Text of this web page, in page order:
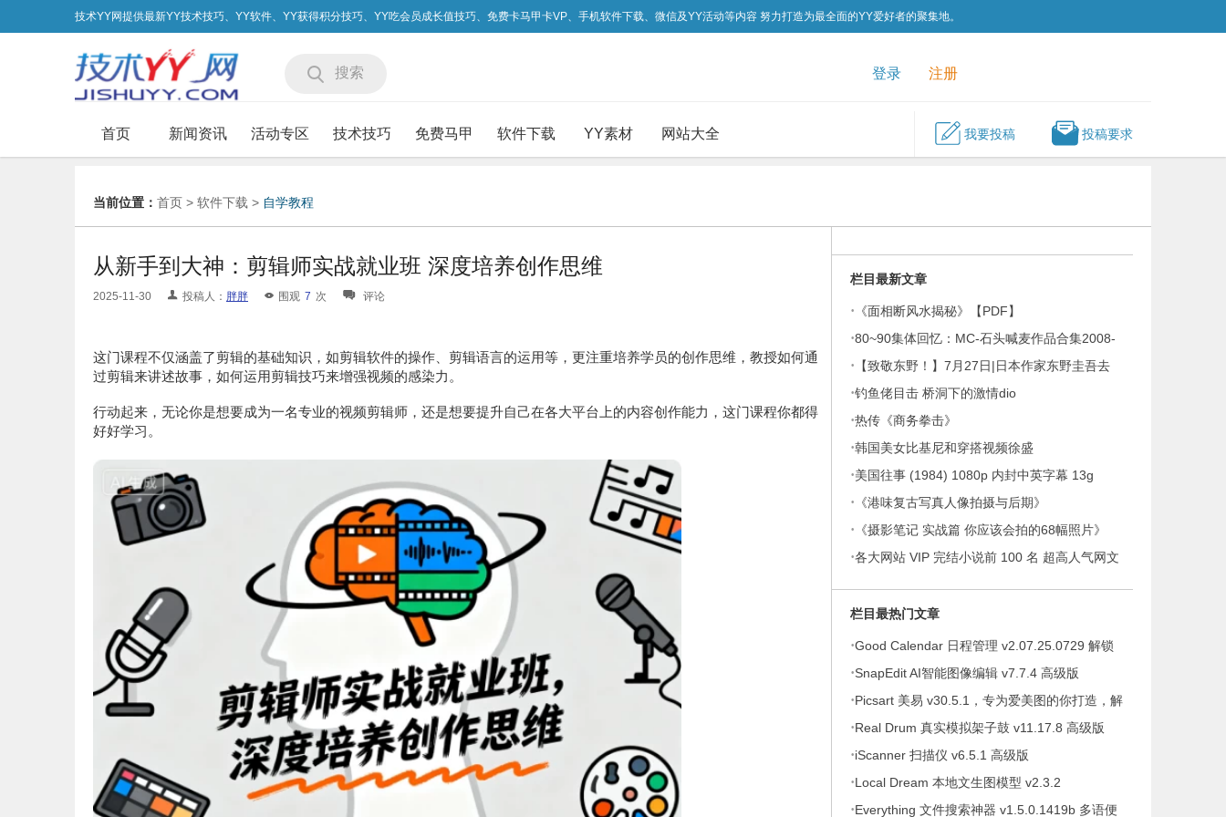
技术YY网提供最新YY技术技巧、YY软件、YY获得积分技巧、YY吃会员成长值技巧、免费卡马甲卡VP、手机软件下载、微信及YY活动等内容 努力打造为最全面的YY爱好者的聚集地。
搜索 登录 注册
首页 新闻资讯 活动专区 技术技巧 免费马甲 软件下载 YY素材 网站大全 我要投稿 投稿要求
当前位置： 首页 > 软件下载 > 自学教程
从新手到大神：剪辑师实战就业班 深度培养创作思维
2025-11-30 投稿人： 胖胖 围观 7 次 评论
这门课程不仅涵盖了剪辑的基础知识，如剪辑软件的操作、剪辑语言的运用等，更注重培养学员的创作思维，教授如何通
过剪辑来讲述故事，如何运用剪辑技巧来增强视频的感染力。
行动起来，无论你是想要成为一名专业的视频剪辑师，还是想要提升自己在各大平台上的内容创作能力，这门课程你都得
好好学习。
栏目最新文章
· 《面相断风水揭秘》【PDF】
·80~90集体回忆：MC-石头喊麦作品合集2008-
2026
· 【致敬东野！】7月27日|日本作家东野圭吾去
世！东野圭吾196部作品集
·钓鱼佬目击 桥洞下的激情dio
·热传《商务拳击》
·韩国美女比基尼和穿搭视频徐盛
·美国往事 (1984) 1080p 内封中英字幕 13g
· 《港味复古写真人像拍摄与后期》
· 《摄影笔记 实战篇 你应该会拍的68幅照片》
·各大网站 VIP 完结小说前 100 名 超高人气网文
栏目最热门文章
·Good Calendar 日程管理 v2.07.25.0729 解锁
会员
·SnapEdit AI智能图像编辑 v7.7.4 高级版
·Picsart 美易 v30.5.1，专为爱美图的你打造，解
锁高级版
·Real Drum 真实模拟架子鼓 v11.17.8 高级版
·iScanner 扫描仪 v6.5.1 高级版
·Local Dream 本地文生图模型 v2.3.2
·Everything 文件搜索神器 v1.5.0.1419b 多语便